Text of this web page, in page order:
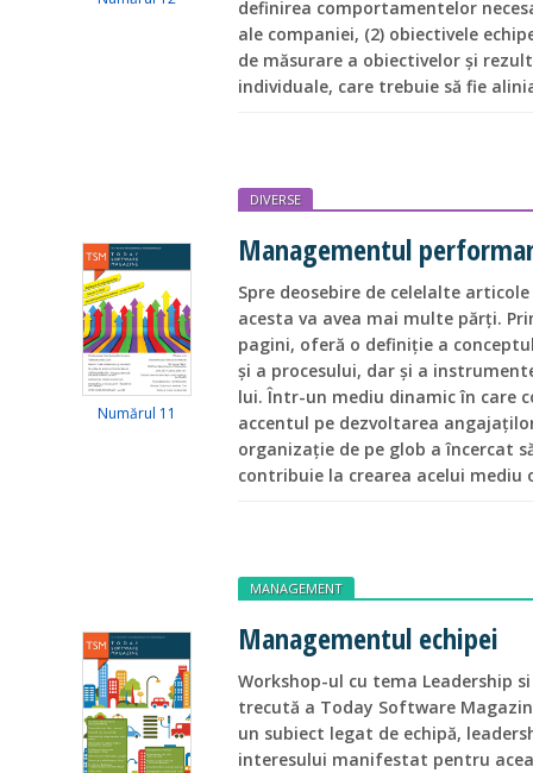
definirea comportamentelor
ale companiei, (2) obiectivele
de măsurare a obiectivelor și
individuale, care trebuie să fie
Numărul 11
DIVERSE
Managementul
Spre deosebire de celelalte
acesta va avea mai multe părți.
pagini, oferă o definiție a
și a procesului, dar și a
lui. Într-un mediu dinamic în care
accentul pe dezvoltarea
organizație de pe glob a încercat
contribuie la crearea acelui mediu
MANAGEMENT
Managementul echipei
Workshop-ul cu tema Leadership
trecută a Today Software
un subiect legat de echipă,
interesului manifestat pentru